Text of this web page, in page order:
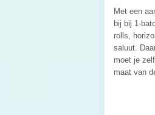
Met een
bij bij 1-
rolls,
saluut.
moet je
maat van